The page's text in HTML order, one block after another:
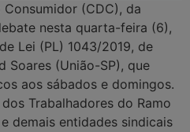
(CDC), da
nesta quarta-feira (6),
Lei (PL) 1043/2019, de
Soares (União-SP), que
aos sábados e domingos.
Trabalhadores do Ramo
demais entidades sindicais